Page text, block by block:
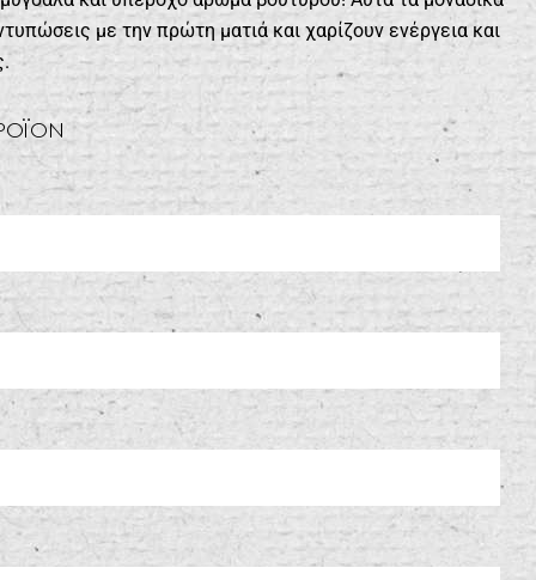
με την πρώτη ματιά και χαρίζουν ενέργεια και